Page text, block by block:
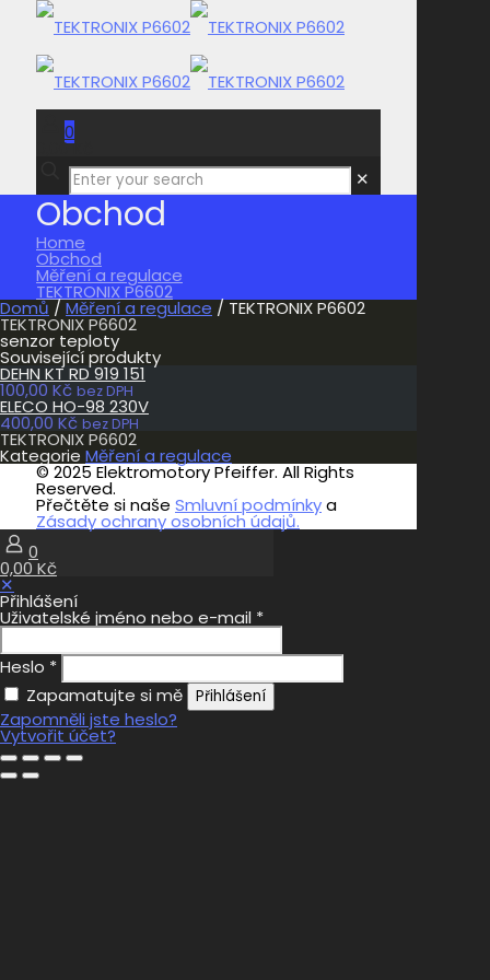
0
0,00 Kč
✕
Obchod
Home
Obchod
Měření a regulace
TEKTRONIX P6602
Domů / Měření a regulace / TEKTRONIX P6602
TEKTRONIX P6602
senzor teploty
Související produkty
DEHN KT RD 919 151
100,00 Kč bez DPH
ELECO HO-98 230V
400,00 Kč bez DPH
TEKTRONIX P6602
Kategorie Měření a regulace
© 2025 Elektromotory Pfeiffer. All Rights
Reserved.
Přečtěte si naše Smluvní podmínkya
Zásady ochrany osobních údajů.
0
0,00 Kč
✕
Přihlášení
Uživatelské jméno nebo e-mail *
Heslo *
Zapamatujte si mě
Přihlášení
Zapomněli jste heslo?
Vytvořit účet?